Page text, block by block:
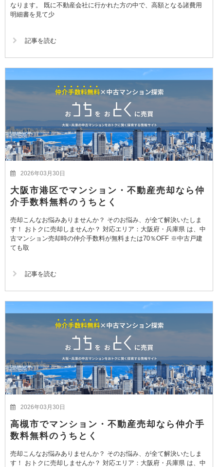
なります。 既に不動産会社に行かれた方の中で、高額となる諸費用
明細書を見て少
記事を読む
2026年03月30日
大阪市港区でマンション・不動産売却なら仲
介手数料無料のうちとく
売却こんなお悩みありませんか？ そのお悩み、が全て解決いたしま
す！ おトクに売却しませんか？ 対応エリア：大阪府・兵庫県 は、中
古マンション売却時の仲介手数料が無料または70％OFF ※中古戸建
ても取
記事を読む
2026年03月30日
高槻市でマンション・不動産売却なら仲介手
数料無料のうちとく
売却こんなお悩みありませんか？ そのお悩み、が全て解決いたしま
す！ おトクに売却しませんか？ 対応エリア：大阪府・兵庫県 は、中